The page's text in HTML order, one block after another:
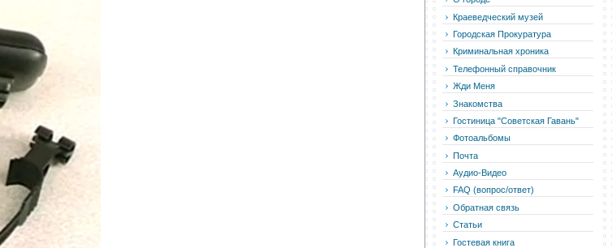
Краеведческий музей
Городская Прокуратура
Криминальная хроника
Телефонный справочник
Жди Меня
Знакомства
Гостиница "Советская Гавань"
Фотоальбомы
Почта
Аудио-Видео
FAQ (вопрос/ответ)
Обратная связь
Статьи
Гостевая книга